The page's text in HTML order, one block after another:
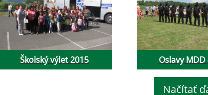
Školský výlet 2015 Oslavy MDD
Načítať